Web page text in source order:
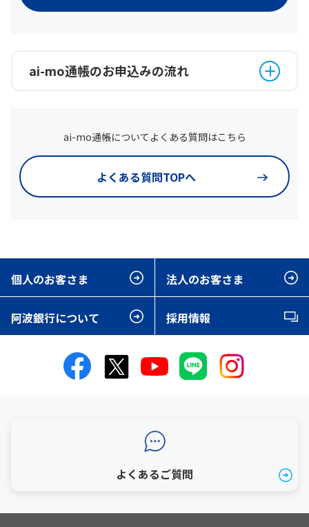
ai-mo通帳のお申込みの流れ
ai-mo通帳についてよくある質問はこちら
よくある質問TOPへ
個人のお客さま 法人のお客さま
阿波銀行について 採用情報
よくあるご質問